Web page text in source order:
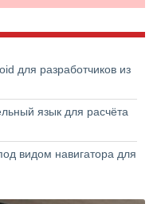
для разработчиков из
язык для расчёта
видом навигатора для